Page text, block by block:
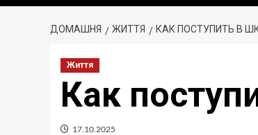
ДОМАШНЯ ЖИТТЯ КАК ПОСТУПИТЬ В
Життя
Как
17.10.2025